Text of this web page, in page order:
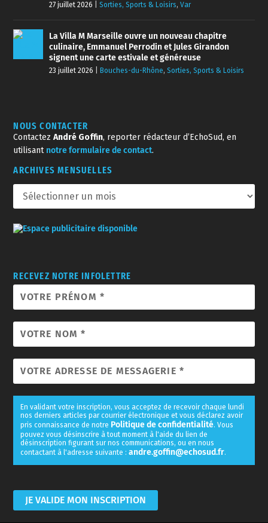
27 juillet 2026 |Sorties, Sports & Loisirs,Var
La Villa M Marseille ouvre un nouveau chapitre
culinaire, Emmanuel Perrodin et Jules Girandon
signent une carte estivale et généreuse
23 juillet 2026 Bouches-du-Rhône,Sorties, Sports & Loisirs
NOUS CONTACTER
ContactezAndré Goffin, reporter rédacteur d’EchoSud, en
utilisant notre formulaire de contact.
ARCHIVES MENSUELLES
RECEVEZ NOTRE INFOLETTRE
En validant votre inscription, vous acceptez de recevoir chaque lundi
nos derniers articles par courrier électronique et vous déclarez avoir
pris connaissance de notre Politique de confidentialité. Vous
pouvez vous désinscrire à tout moment à l'aide du lien de
désinscription figurant sur nos communications, ou en nous
contactant à l'adresse suivante :andre.goffin@echosud.fr.